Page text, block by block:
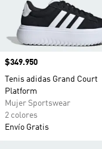
Precio
$349.950
Tenis adidas Grand Court
Platform
Mujer Sportswear
2 colores
Envío Gratis